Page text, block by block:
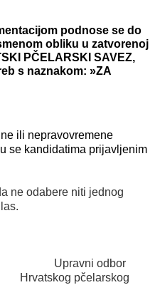
podnose se do
obliku u zatvorenoj
PČELARSKI SAVEZ,
s naznakom: »ZA
ili nepravovremene
se kandidatima prijavljenim
ne odabere niti jednog
Upravni odbor
Hrvatskog pčelarskog